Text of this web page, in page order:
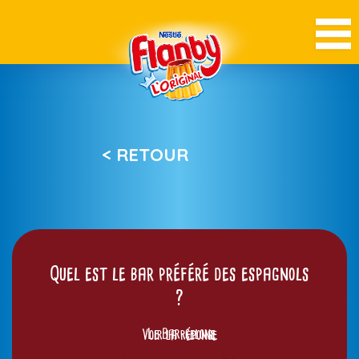
< RETOUR
Quel est le bar préféré des espagnols
?
Voir la réponse
Le Bar-celone